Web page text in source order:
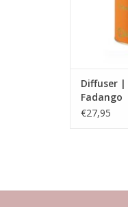
Diffuser |
Fadango
€27,95